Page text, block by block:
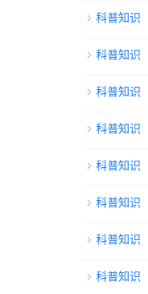
科普知识
科普知识
科普知识
科普知识
科普知识
科普知识
科普知识
科普知识